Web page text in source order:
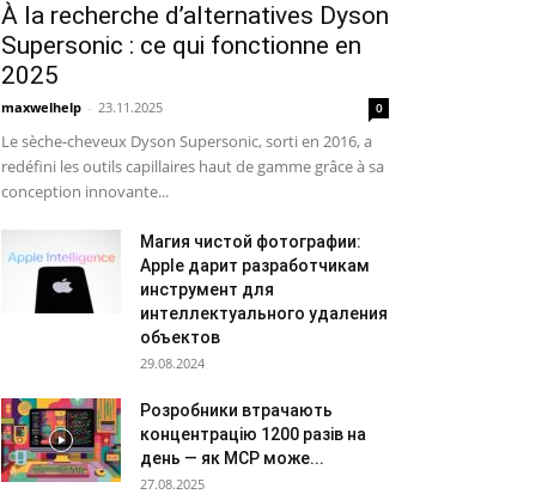
À la recherche d’alternatives Dyson
Supersonic : ce qui fonctionne en
2025
maxwelhelp - 23.11.2025 0
Le sèche-cheveux Dyson Supersonic, sorti en 2016, a
redéfini les outils capillaires haut de gamme grâce à sa
conception innovante...
Магия чистой фотографии:
Apple дарит разработчикам
инструмент для
интеллектуального удаления
объектов
29.08.2024
Розробники втрачають
концентрацію 1200 разів на
день — як MCP може...
27.08.2025